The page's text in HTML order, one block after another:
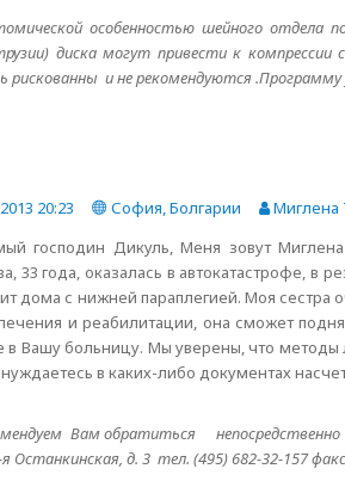
особенностью шейного отдела
диска могут привести к
рискованны и не рекомендуются
20:23 София, Болгарии
Миглена
господин Дикуль, Меня зовут
33 года, оказалась в автокатастрофе, в
дома с нижней параплегией. Моя сестра
и реабилитации, она сможет
в Вашу больницу. Мы уверены, что методы
в каких-либо документах
Вам обратиться
я Останкинская, д. 3 тел. (495) 682-32-157